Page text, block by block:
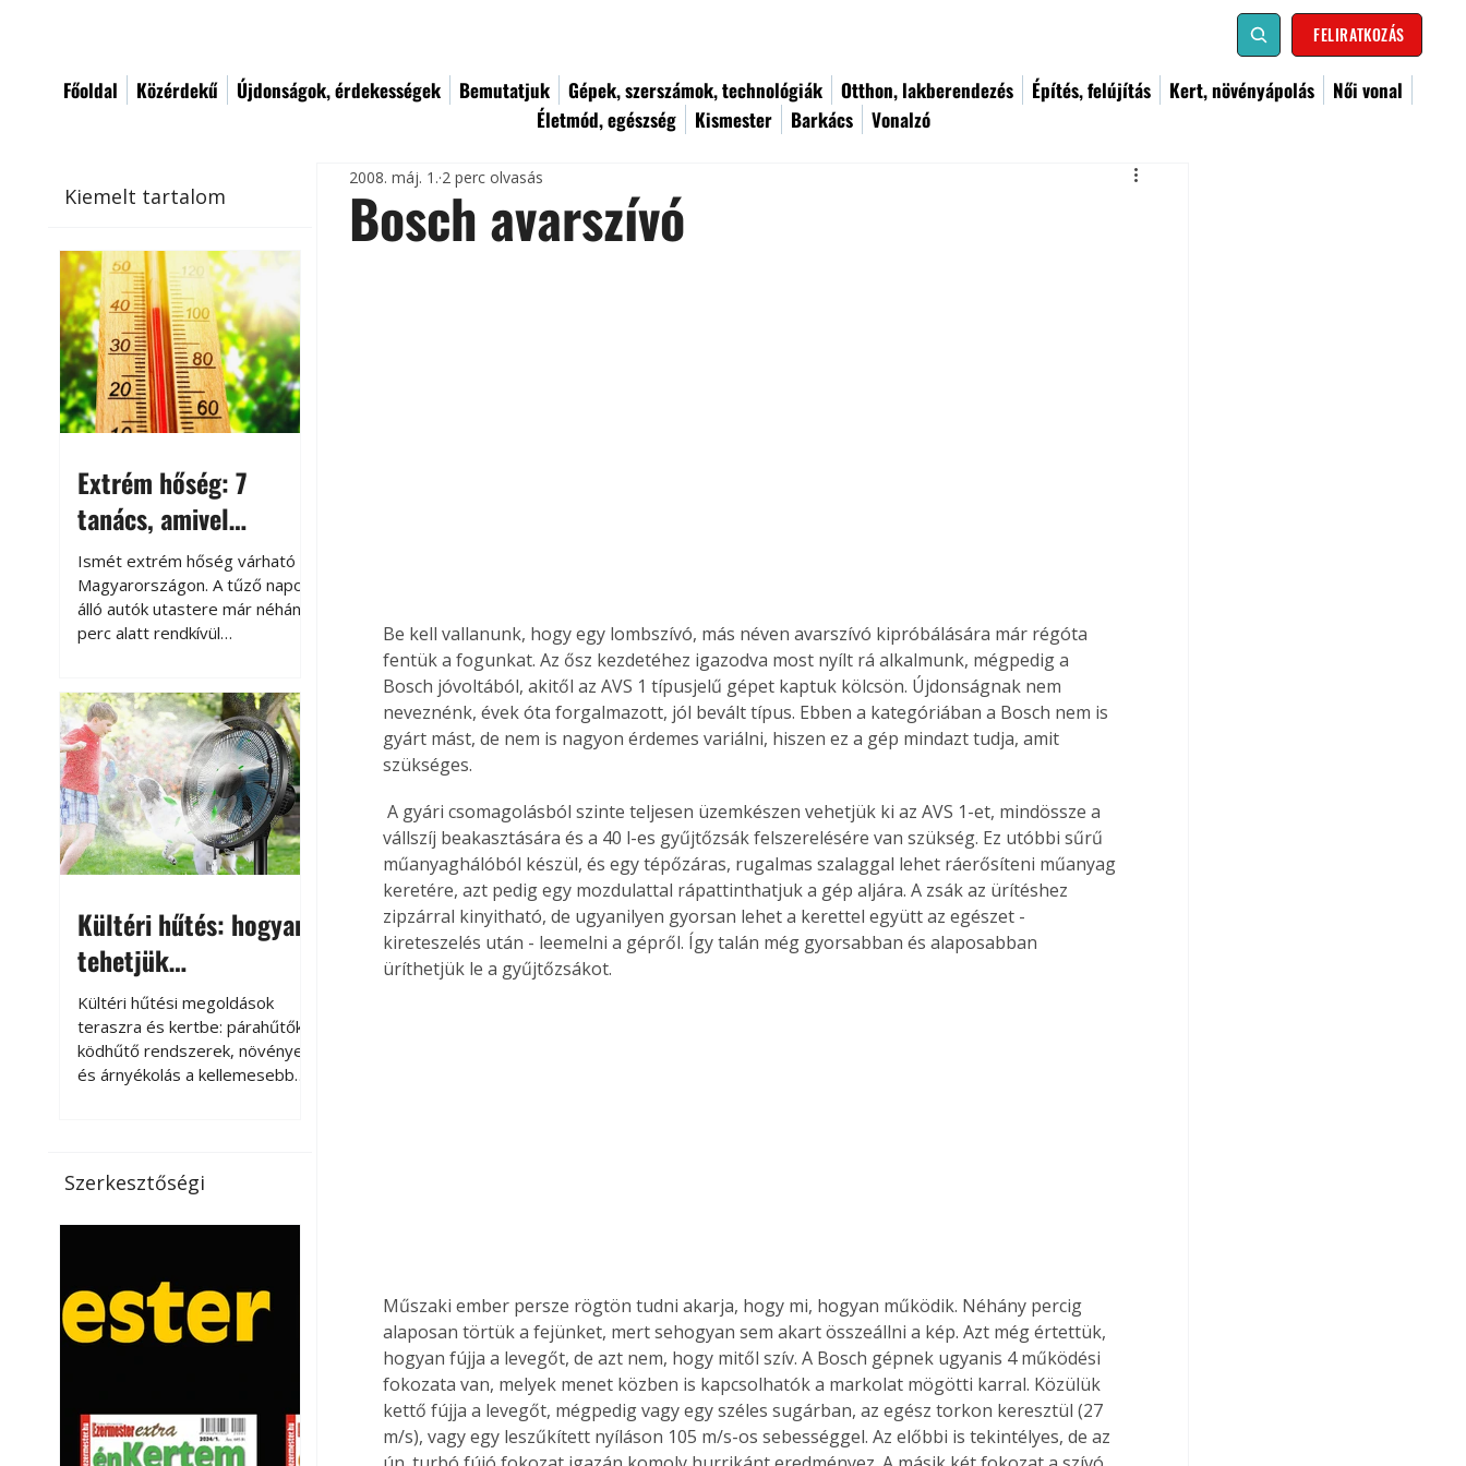
FELIRATKOZÁS
Főoldal Közérdekű Újdonságok, érdekességek Bemutatjuk Gépek, szerszámok, technológiák Otthon, lakberendezés Építés, felújítás Kert, növényápolás
Női vonal
Életmód, egészség
Kismester Barkács Vonalzó
Kiemelt tartalom
Extrém hőség: 7
tanács, amivel
megóvhatjuk
autónkat a nyári
károktól
Ismét extrém hőség várható
Magyarországon. A tűző napon
álló autók utastere már néhány
perc alatt rendkívül
megközelítheti. Ez nemcsak a
beszállást teszi kellemetlenné,
hanem az autó állapotára és a
benne hagyott tárgyakra is
káros hatással lehet. Néhány
egyszerű óvintézkedéssel
azonban jelentősen
csökkenthetjük a hőség káros
Kültéri hűtés: hogyan
tehetjük
kellemesebbé a
teraszt és a kertet?
Kültéri hűtési megoldások
teraszra és kertbe: párahűtők,
ködhűtő rendszerek, növények
és árnyékolás a kellemesebb
jelentőséget kapott, ahogy a
nyári hőhullámok gyakoribbá és
a megoldást a meleg ellen, ma
már egyre többen keresnek
olyan kültéri hűtési
vendégl
Szerkesztőségi
Bosch avarszívó
2008. máj. 1. 2 perc olvasás
Be kell vallanunk, hogy egy lombszívó, más néven avarszívó kipróbálására már régóta
fentük a fogunkat. Az ősz kezdetéhez igazodva most nyílt rá alkalmunk, mégpedig a
Bosch jóvoltából, akitől az AVS 1 típusjelű gépet kaptuk kölcsön. Újdonságnak nem
neveznénk, évek óta forgalmazott, jól bevált típus. Ebben a kategóriában a Bosch nem is
gyárt mást, de nem is nagyon érdemes variálni, hiszen ez a gép mindazt tudja, amit
szükséges.
A gyári csomagolásból szinte teljesen üzemkészen vehetjük ki az AVS 1-et, mindössze a
vállszíj beakasztására és a 40 l-es gyűjtőzsák felszerelésére van szükség. Ez utóbbi sűrű
műanyaghálóból készül, és egy tépőzáras, rugalmas szalaggal lehet ráerősíteni műanyag
keretére, azt pedig egy mozdulattal rápattinthatjuk a gép aljára. A zsák az ürítéshez
zipzárral kinyitható, de ugyanilyen gyorsan lehet a kerettel együtt az egészet -
kireteszelés után - leemelni a gépről. Így talán még gyorsabban és alaposabban
üríthetjük le a gyűjtőzsákot.
Műszaki ember persze rögtön tudni akarja, hogy mi, hogyan működik. Néhány percig
alaposan törtük a fejünket, mert sehogyan sem akart összeállni a kép. Azt még értettük,
hogyan fújja a levegőt, de azt nem, hogy mitől szív. A Bosch gépnek ugyanis 4 működési
fokozata van, melyek menet közben is kapcsolhatók a markolat mögötti karral. Közülük
kettő fújja a levegőt, mégpedig vagy egy széles sugárban, az egész torkon keresztül (27
m/s), vagy egy leszűkített nyíláson 105 m/s-os sebességgel. Az előbbi is tekintélyes, de az